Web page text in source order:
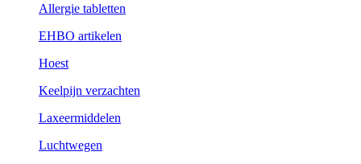
Allergie tabletten
EHBO artikelen
Hoest
Keelpijn verzachten
Laxeermiddelen
Luchtwegen